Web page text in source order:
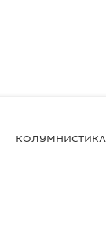
КОЛУМНИСТИКА